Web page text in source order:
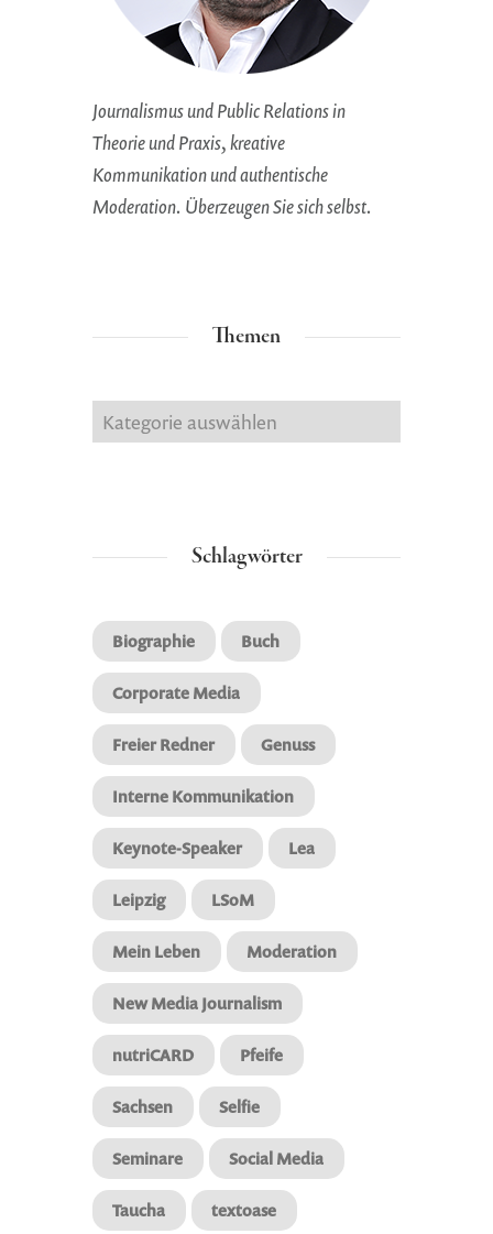
Journalismus und Public Relations in
Theorie und Praxis, kreative
Kommunikation und authentische
Moderation. Überzeugen Sie sich selbst.
Themen
Themen
Schlagwörter
Biographie Buch
Corporate Media
Freier Redner Genuss
Interne Kommunikation
Keynote-Speaker Lea
Leipzig LSoM
Mein Leben Moderation
New Media Journalism
nutriCARD Pfeife
Sachsen Selfie
Seminare Social Media
Taucha textoase